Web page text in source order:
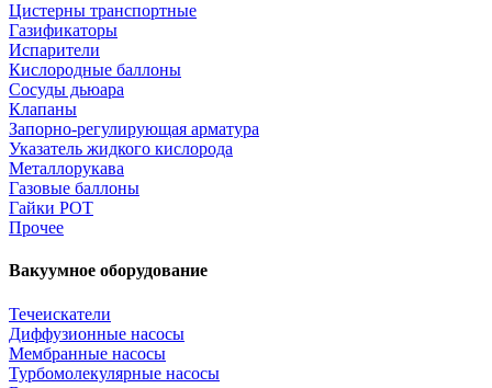
Цистерны транспортные
Газификаторы
Испарители
Кислородные баллоны
Сосуды дьюара
Клапаны
Запорно-регулирующая арматура
Указатель жидкого кислорода
Металлорукава
Газовые баллоны
Гайки РОТ
Прочее
Вакуумное оборудование
Течеискатели
Диффузионные насосы
Мембранные насосы
Турбомолекулярные насосы